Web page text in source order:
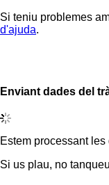
Si teniu problemes
d'ajuda.
Enviant dades del
Estem processant
Si us plau, no